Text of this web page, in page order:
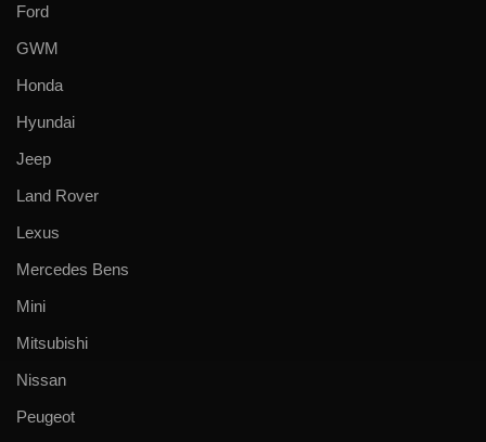
Ford
GWM
Honda
Hyundai
Jeep
Land Rover
Lexus
Mercedes Bens
Mini
Mitsubishi
Nissan
Peugeot